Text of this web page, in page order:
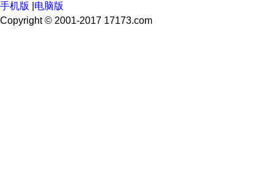
手机版
电脑版
Copyright © 2001-2017 17173.com